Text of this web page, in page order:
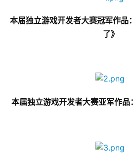
首
创
本届独立游戏开发者大赛冠军作品：
了》
本届独立游戏开发者大赛亚军作品：